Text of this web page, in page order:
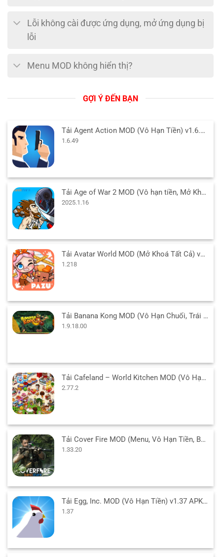
Lỗi không cài được ứng dụng, mở ứng dụng bị
lỗi
Menu MOD không hiển thị?
GỢI Ý ĐẾN BẠN
Tải Agent Action MOD (Vô Hạn Tiền) v1.6.49 APK cho Android
1.6.49
Tải Age of War 2 MOD (Vô hạn tiền, Mở Khóa Free) v2025.1.16 APK
2025.1.16
Tải Avatar World MOD (Mở Khoá Tất Cả) v1.218 APK cho Android
1.218
Tải Banana Kong MOD (Vô Hạn Chuối, Trái Tim) 1.9.18.00 APK
1.9.18.00
Tải Cafeland – World Kitchen MOD (Vô Hạn Tiền) v2.77.2 APK
2.77.2
Tải Cover Fire MOD (Menu, Vô Hạn Tiền, Bất Tử, VIP) 1.33.20 APK
1.33.20
Tải Egg, Inc. MOD (Vô Hạn Tiền) v1.37 APK cho Android
1.37